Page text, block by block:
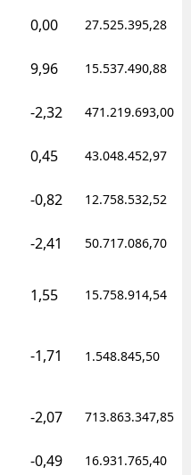
0,00 27.525.395,28
9,96 15.537.490,88
-2,32 471.219.693,00
0,45 43.048.452,97
-0,82 12.758.532,52
-2,41 50.717.086,70
1,55 15.758.914,54
-1,71 1.548.845,50
-2,07 713.863.347,85
-0,49 16.931.765,40